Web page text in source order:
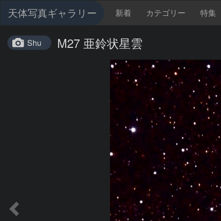
天体写真ギャラリー 新着 カテゴリー 特集
Shu M27 亜鈴状星雲